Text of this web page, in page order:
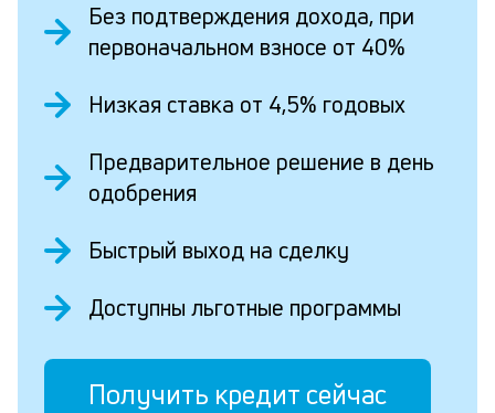
Без подтверждения дохода, при
первоначальном взносе от 40%
Низкая ставка от 4,5% годовых
Предварительное решение в день
одобрения
Быстрый выход на сделку
Доступны льготные программы
Получить кредит сейчас